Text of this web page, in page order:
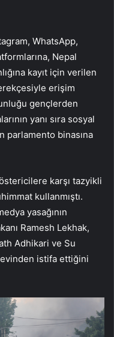
WhatsApp,
Nepal
kayıt için verilen
erişim
gençlerden
yanı sıra sosyal
parlamento binasına
karşı tazyikli
kullanmıştı.
yasağının
Ramesh Lekhak,
Adhikari ve Su
istifa ettiğini